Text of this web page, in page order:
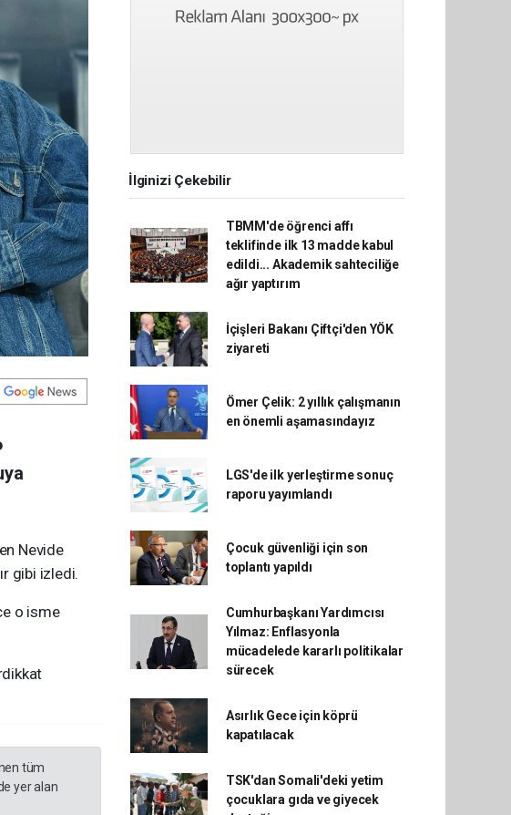
Nevide
gibi izledi.
o isme
tüm
yer alan
İlginizi Çekebilir
TBMM'de öğrenci affı
teklifinde ilk 13 madde kabul
edildi... Akademik sahteciliğe
ağır yaptırım
İçişleri Bakanı Çiftçi'den YÖK
ziyareti
Ömer Çelik: 2 yıllık çalışmanın
en önemli aşamasındayız
LGS'de ilk yerleştirme sonuç
raporu yayımlandı
Çocuk güvenliği için son
toplantı yapıldı
Cumhurbaşkanı Yardımcısı
Yılmaz: Enflasyonla
mücadelede kararlı politikalar
sürecek
Asırlık Gece için köprü
kapatılacak
TSK'dan Somali'deki yetim
çocuklara gıda ve giyecek